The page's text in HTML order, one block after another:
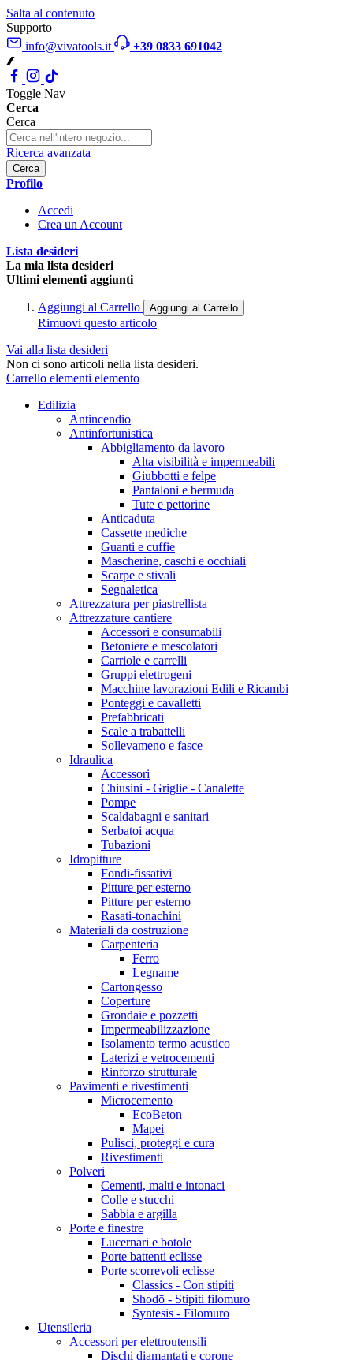
Salta al contenuto
Supporto
info@vivatools.it
+39 0833 691042
Toggle Nav
Cerca
Cerca
Ricerca avanzata
Cerca
Profilo
Accedi
Crea un Account
Lista desideri
La mia lista desideri
Ultimi elementi aggiunti
Aggiungi al Carrello Aggiungi al Carrello
Rimuovi questo articolo
Vai alla lista desideri
Non ci sono articoli nella lista desideri.
Carrello elementi elemento
Edilizia
Antincendio
Antinfortunistica
Abbigliamento da lavoro
Alta visibilità e impermeabili
Giubbotti e felpe
Pantaloni e bermuda
Tute e pettorine
Anticaduta
Cassette mediche
Guanti e cuffie
Mascherine, caschi e occhiali
Scarpe e stivali
Segnaletica
Attrezzatura per piastrellista
Attrezzature cantiere
Accessori e consumabili
Betoniere e mescolatori
Carriole e carrelli
Gruppi elettrogeni
Macchine lavorazioni Edili e Ricambi
Ponteggi e cavalletti
Prefabbricati
Scale a trabattelli
Sollevameno e fasce
Idraulica
Accessori
Chiusini - Griglie - Canalette
Pompe
Scaldabagni e sanitari
Serbatoi acqua
Tubazioni
Idropitture
Fondi-fissativi
Pitture per esterno
Pitture per esterno
Rasati-tonachini
Materiali da costruzione
Carpenteria
Ferro
Legname
Cartongesso
Coperture
Grondaie e pozzetti
Impermeabilizzazione
Isolamento termo acustico
Laterizi e vetrocementi
Rinforzo strutturale
Pavimenti e rivestimenti
Microcemento
EcoBeton
Mapei
Pulisci, proteggi e cura
Rivestimenti
Polveri
Cementi, malti e intonaci
Colle e stucchi
Sabbia e argilla
Porte e finestre
Lucernari e botole
Porte battenti eclisse
Porte scorrevoli eclisse
Classics - Con stipiti
Shodō - Stipiti filomuro
Syntesis - Filomuro
Utensileria
Accessori per elettroutensili
Dischi diamantati e corone